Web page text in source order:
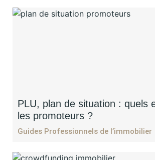
PLU, plan de situation : quels
les promoteurs ?
Guides Professionnels de l’immobilier